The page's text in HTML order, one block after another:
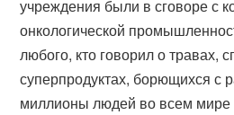
учреждения были в сговоре с
онкологической
любого, кто говорил о травах,
суперпродуктах, борющихся с
миллионы людей во всем